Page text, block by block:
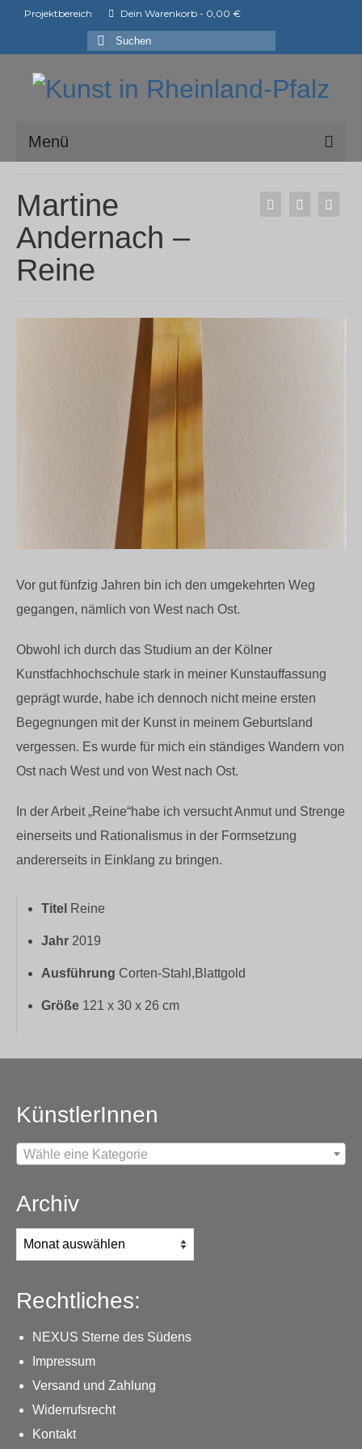
Projektbereich Dein Warenkorb - 0,00 €
Suchen
Menü
Mitglieder der ark e.V.
Shop
Ausstellungen
ArtShopper®
Martine
Andernach –
Reine
Vor gut fünfzig Jahren bin ich den umgekehrten Weg
gegangen, nämlich von West nach Ost.
Obwohl ich durch das Studium an der Kölner
Kunstfachhochschule stark in meiner Kunstauffassung
geprägt wurde, habe ich dennoch nicht meine ersten
Begegnungen mit der Kunst in meinem Geburtsland
vergessen. Es wurde für mich ein ständiges Wandern von
Ost nach West und von West nach Ost.
In der Arbeit „Reine“habe ich versucht Anmut und Strenge
einerseits und Rationalismus in der Formsetzung
andererseits in Einklang zu bringen.
Titel Reine
Jahr 2019
Ausführung Corten-Stahl,Blattgold
Größe 121 x 30 x 26 cm
KünstlerInnen
Wähle eine Kategorie
Archiv
Archiv
Rechtliches:
NEXUS Sterne des Südens
Impressum
Versand und Zahlung
Widerrufsrecht
Kontakt